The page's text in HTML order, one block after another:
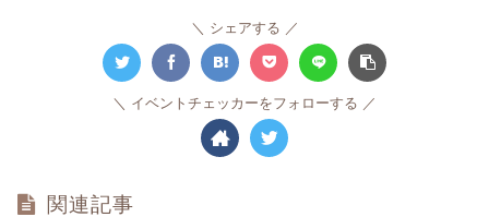
シェアする
イベントチェッカーをフォローする
関連記事